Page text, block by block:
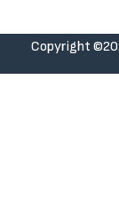
Copyright